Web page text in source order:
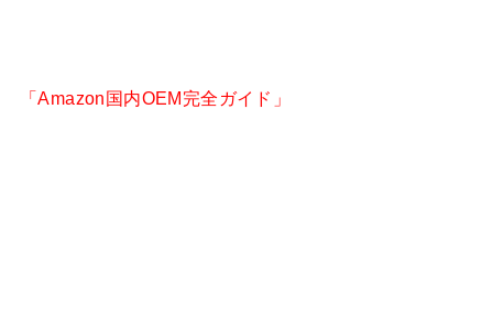
「Amazon国内OEM完全ガイド」